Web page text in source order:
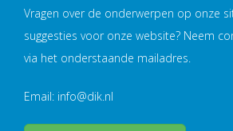
Vragen over de onderwerpen op onze
suggesties voor onze website? Neem
via het onderstaande mailadres.
Email: info@dik.nl